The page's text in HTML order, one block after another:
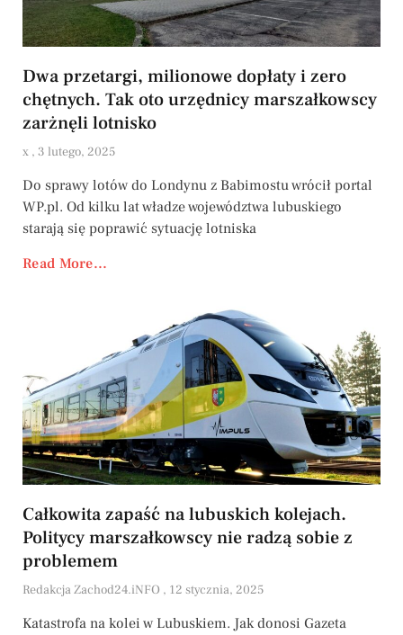
Dwa przetargi, milionowe dopłaty i zero
chętnych. Tak oto urzędnicy marszałkowscy
zarżnęli lotnisko
x 3 lutego, 2025
Do sprawy lotów do Londynu z Babimostu wrócił portal
WP.pl. Od kilku lat władze województwa lubuskiego
starają się poprawić sytuację lotniska
Read More...
Całkowita zapaść na lubuskich kolejach.
Politycy marszałkowscy nie radzą sobie z
problemem
Redakcja Zachod24.iNFO 12 stycznia, 2025
Katastrofa na kolei w Lubuskiem. Jak donosi Gazeta